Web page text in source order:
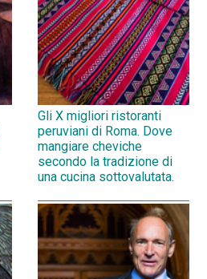
Gli X migliori ristoranti
peruviani di Roma. Dove
mangiare cheviche
secondo la tradizione di
una cucina sottovalutata.